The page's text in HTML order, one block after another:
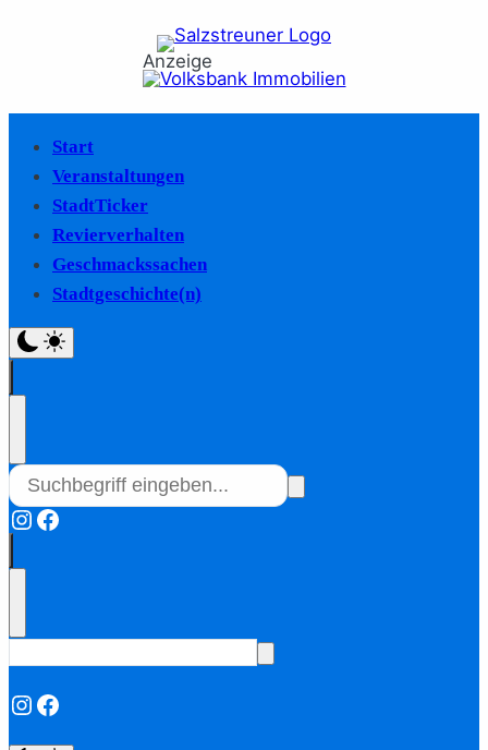
Anzeige
Start
Veranstaltungen
StadtTicker
Revierverhalten
Geschmackssachen
Stadtgeschichte(n)
Instagram
Facebook
Instagram
Facebook